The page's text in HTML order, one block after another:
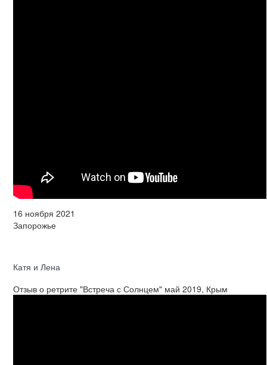
16 ноября 2021
Запорожье
Катя и Лена
Отзыв о ретрите "Встреча с Солнцем" май 2019, Крым